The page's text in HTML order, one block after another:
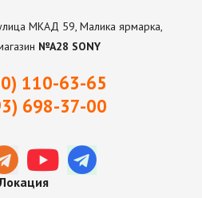
улица МКАД 59, Малика ярмарка,
№А28 SONY
110-63-65
698-37-00